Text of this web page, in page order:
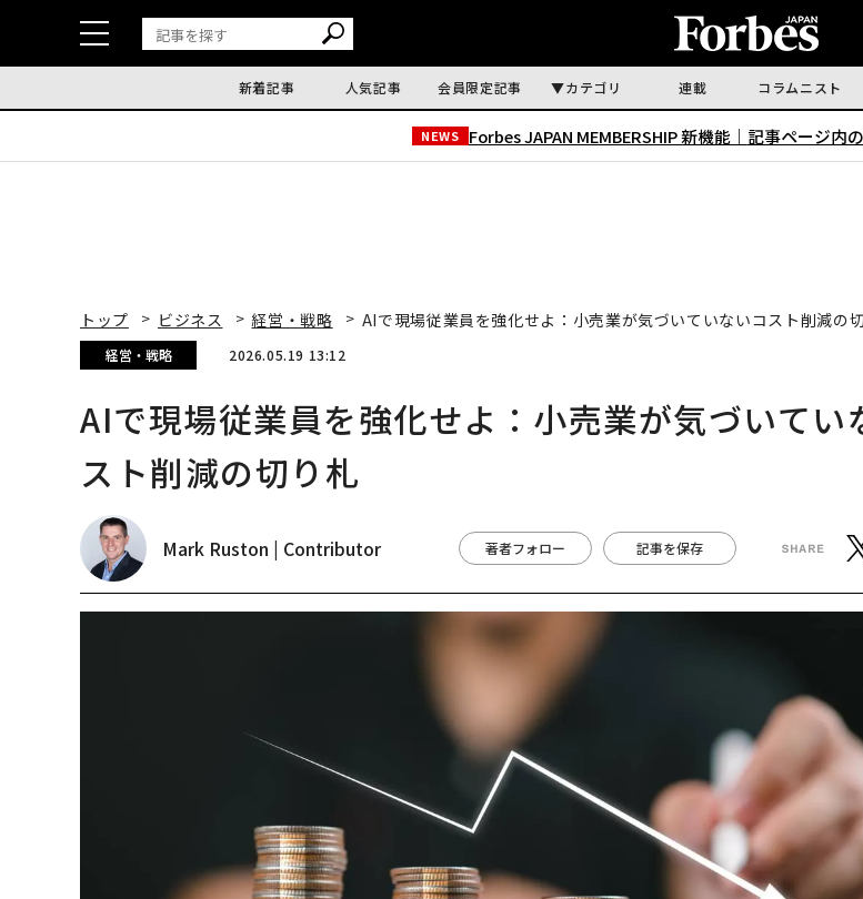
新着記事 人気記事 会員限定記事 カテゴリ 連載 コラムニスト
NEWS Forbes JAPAN MEMBERSHIP 新機能｜ 記事ページ内
トップ ビジネス 経営・戦略 AIで現場従業員を強化せよ：小売業が気づいていないコスト削減の
経営・戦略 2026.05.19 13:12
AIで現場従業員を強化せよ：小売業が気づいてい
スト削減の切り札
Mark Ruston | Contributor 著者フォロー 記事を保存